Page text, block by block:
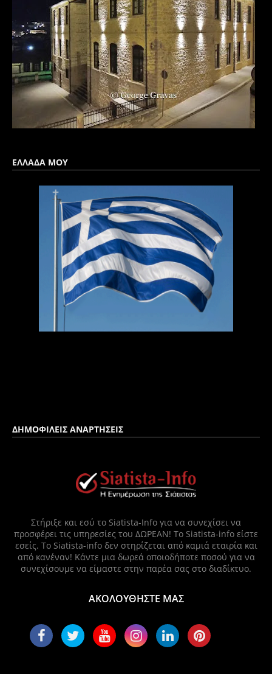
ΕΛΛΑΔΑ ΜΟΥ
ΔΗΜΟΦΙΛΕΙΣ ΑΝΑΡΤΗΣΕΙΣ
Στήριξε και εσύ το Siatista-Info για να συνεχίσει να
προσφέρει τις υπηρεσίες του ΔΩΡΕΑΝ! Το Siatista-info είστε
εσείς. Το Siatista-info δεν στηρίζεται από καμιά εταιρία και
από κανέναν! Κάντε μια δωρεά οποιοδήποτε ποσού για να
συνεχίσουμε να είμαστε στην παρέα σας στο διαδίκτυο.
ΑΚΟΛΟΥΘΗΣΤΕ ΜΑΣ